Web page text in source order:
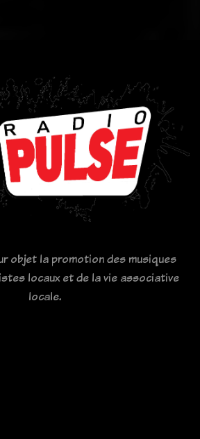
objet la promotion des musiques
locaux et de la vie associative
locale.